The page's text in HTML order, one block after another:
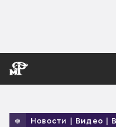
Новости | Видео |